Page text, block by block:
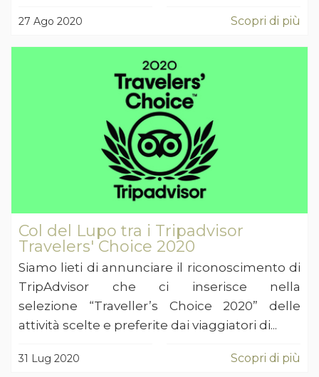
27 Ago 2020 Scopri di più
Col del Lupo tra i Tripadvisor
Travelers' Choice 2020
Siamo lieti di annunciare il riconoscimento di
TripAdvisor che ci inserisce nella
selezione “Traveller’s Choice 2020” delle
attività scelte e preferite dai viaggiatori di...
31 Lug 2020 Scopri di più